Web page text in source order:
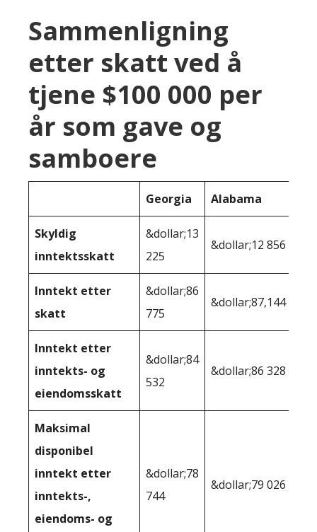
Sammenligning
etter skatt ved å
tjene $100 000 per
år som gave og
samboere
Georgia Alabama
Skyldig
inntektsskatt
&dollar;13
225
&dollar;12 856
Inntekt etter
skatt
&dollar;86
775
&dollar;87,144
Inntekt etter
inntekts- og
eiendomsskatt
&dollar;84
532
&dollar;86 328
Maksimal
disponibel
inntekt etter
inntekts-,
eiendoms- og
&dollar;78
744
&dollar;79 026